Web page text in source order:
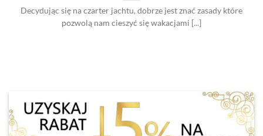
Decydując się na czarter jachtu, dobrze jest znać zasady które
pozwolą nam cieszyć się wakacjami [...]